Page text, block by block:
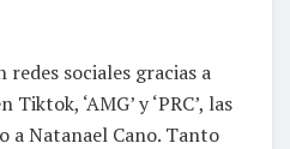
redes sociales gracias a
‘AMG’ y ‘PRC’, las
Natanael Cano. Tanto